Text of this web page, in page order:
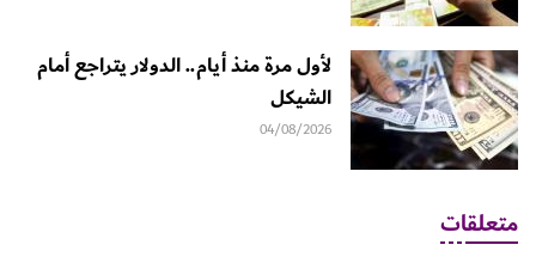
لأول مرة منذ أيام.. الدولار يتراجع أمام
الشيكل
04/08/2026
متعلقات